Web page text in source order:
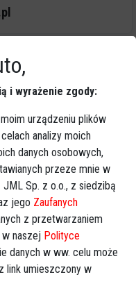
Edytuj ogłoszenie
Usuń ogłoszenie
i wyrażenie zgody:
urządzeniu plików
analizy moich
danych osobowych,
przeze mnie w
Sp. z o.o., z siedzibą
jego Zaufanych
z przetwarzaniem
naszej Polityce
danych w ww. celu może
link umieszczony w